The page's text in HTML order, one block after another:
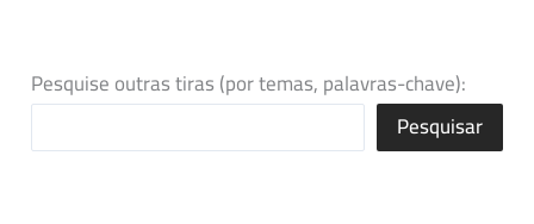
Pesquise outras tiras (por temas, palavras-chave):
Pesquisar